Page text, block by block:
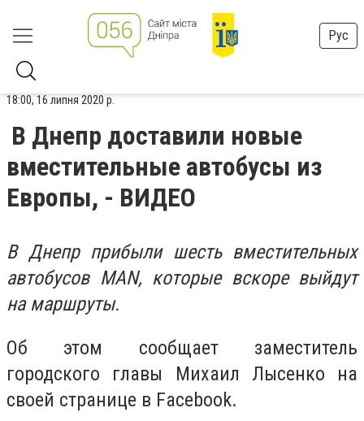
Рус
18:00, 16 липня 2020 р.
В Днепр доставили новые
вместительные автобусы из
Европы, - ВИДЕО
В Днепр прибыли шесть вместительных
автобусов MAN, которые вскоре выйдут
на маршруты.
Об этом сообщает заместитель
городского главы Михаил Лысенко на
своей странице в Facebook.